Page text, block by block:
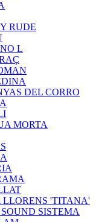
RUDE
L
DEL CORRO
MORTA
LLORENS 'TITANA'
SISTEMA